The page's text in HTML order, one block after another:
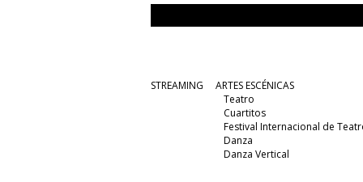
STREAMING
ARTES ESCÉNICAS
Teatro
Cuartitos
Festival Internacional de
Danza
Danza Vertical